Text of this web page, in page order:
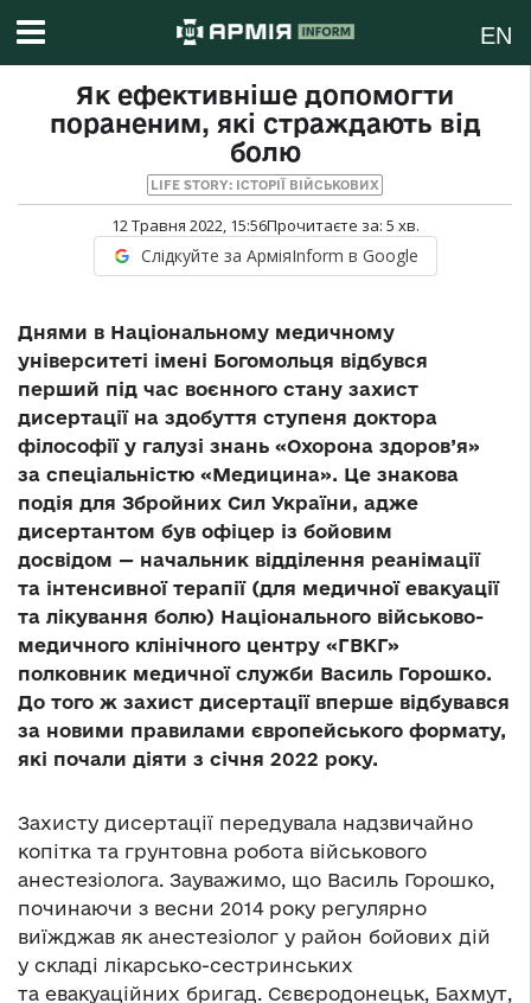
EN
Як ефективніше допомогти
пораненим, які страждають від
болю
LIFE STORY: ІСТОРІЇ ВІЙСЬКОВИХ
12 Травня 2022, 15:56Прочитаєте за: 5 хв.
Слідкуйте за АрміяInform в Google
Днями в Національному медичному
університеті імені Богомольця відбувся
перший під час воєнного стану захист
дисертації на здобуття ступеня доктора
філософії у галузі знань «Охорона здоров’я»
за спеціальністю «Медицина». Це знакова
подія для Збройних Сил України, адже
дисертантом був офіцер із бойовим
досвідом — начальник відділення реанімації
та інтенсивної терапії (для медичної евакуації
та лікування болю) Національного військово-
медичного клінічного центру «ГВКГ»
полковник медичної служби Василь Горошко.
До того ж захист дисертації вперше відбувався
за новими правилами європейського формату,
які почали діяти з січня 2022 року.
Захисту дисертації передувала надзвичайно
копітка та грунтовна робота військового
анестезіолога. Зауважимо, що Василь Горошко,
починаючи з весни 2014 року регулярно
виїжджав як анестезіолог у район бойових дій
у складі лікарсько-сестринських
та евакуаційних бригад. Сєвєродонецьк, Бахмут,